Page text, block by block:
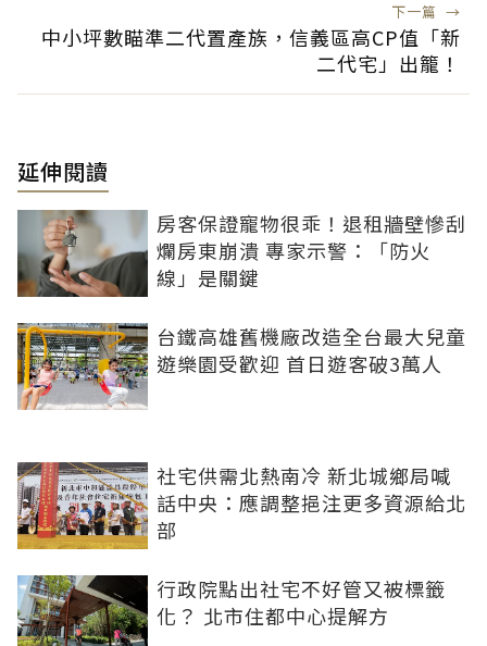
下一篇 →
中小坪數瞄準二代置產族，信義區高CP值「新
二代宅」出籠！
延伸閱讀
房客保證寵物很乖！退租牆壁慘刮
爛房東崩潰 專家示警：「防火
線」是關鍵
台鐵高雄舊機廠改造全台最大兒童
遊樂園受歡迎 首日遊客破3萬人
社宅供需北熱南冷 新北城鄉局喊
話中央：應調整挹注更多資源給北
部
行政院點出社宅不好管又被標籤
化？ 北市住都中心提解方